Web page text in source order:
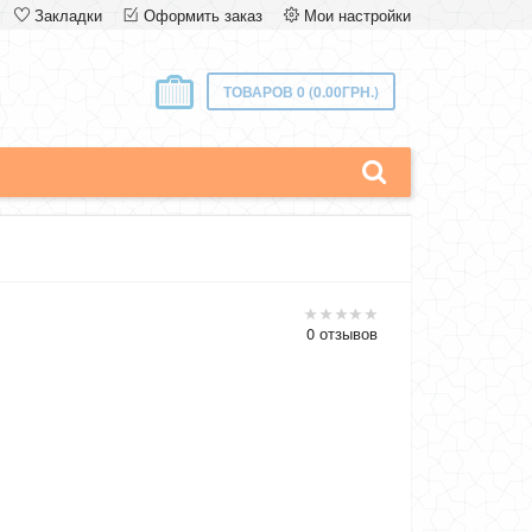
Закладки Оформить заказ Мои настройки
ТОВАРОВ 0 (0.00ГРН.)
0 отзывов